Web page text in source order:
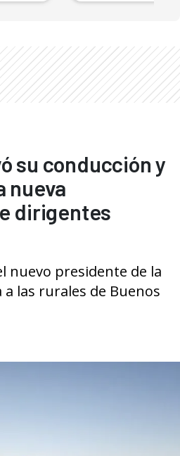
su conducción y
nueva
dirigentes
nuevo presidente de la
las rurales de Buenos